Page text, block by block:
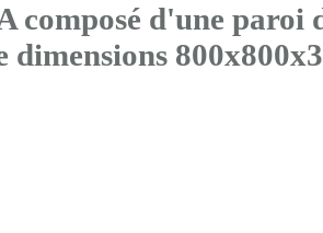
composé d'une paroi